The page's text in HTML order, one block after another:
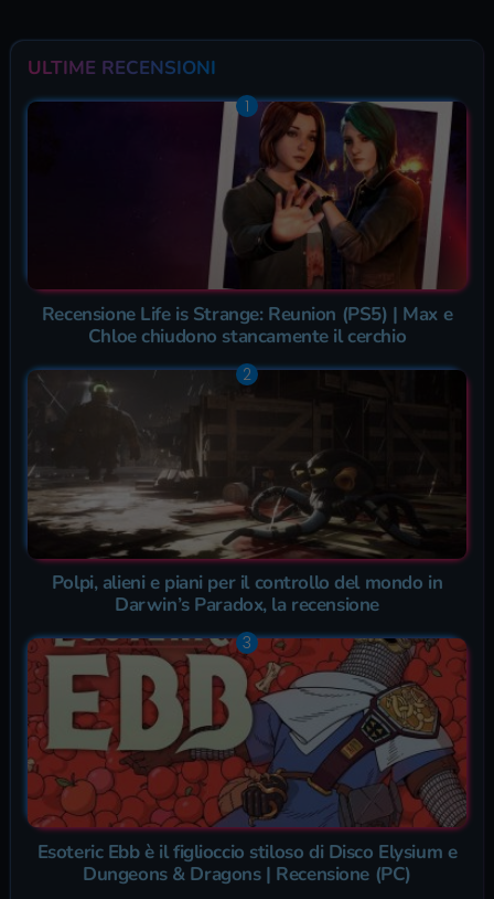
ULTIME RECENSIONI
Recensione Life is Strange: Reunion (PS5) | Max e
Chloe chiudono stancamente il cerchio
Polpi, alieni e piani per il controllo del mondo in
Darwin’s Paradox, la recensione
Esoteric Ebb è il figlioccio stiloso di Disco Elysium e
Dungeons & Dragons | Recensione (PC)